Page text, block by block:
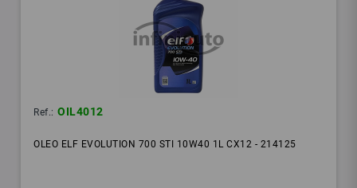
Ref.: OIL4012
OLEO ELF EVOLUTION 700 STI 10W40 1L CX12 - 214125